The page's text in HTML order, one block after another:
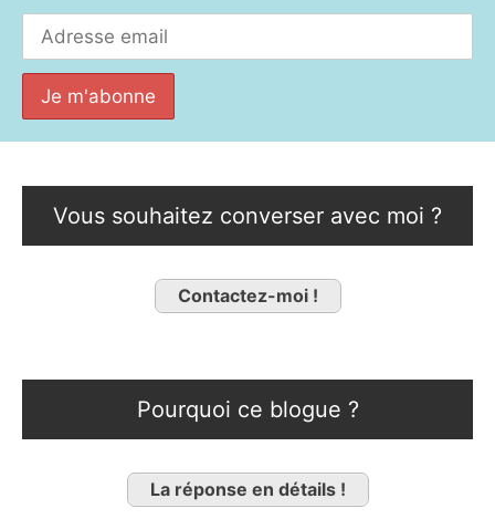
Vous souhaitez converser avec moi ?
Contactez-moi !
Pourquoi ce blogue ?
La réponse en détails !